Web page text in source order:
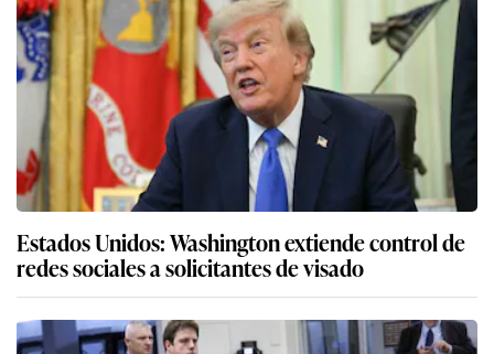
Estados Unidos: Washington extiende control de
redes sociales a solicitantes de visado